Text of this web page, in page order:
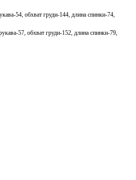
54, обхват груди-144, длина спинки-74,
57, обхват груди-152, длина спинки-79,